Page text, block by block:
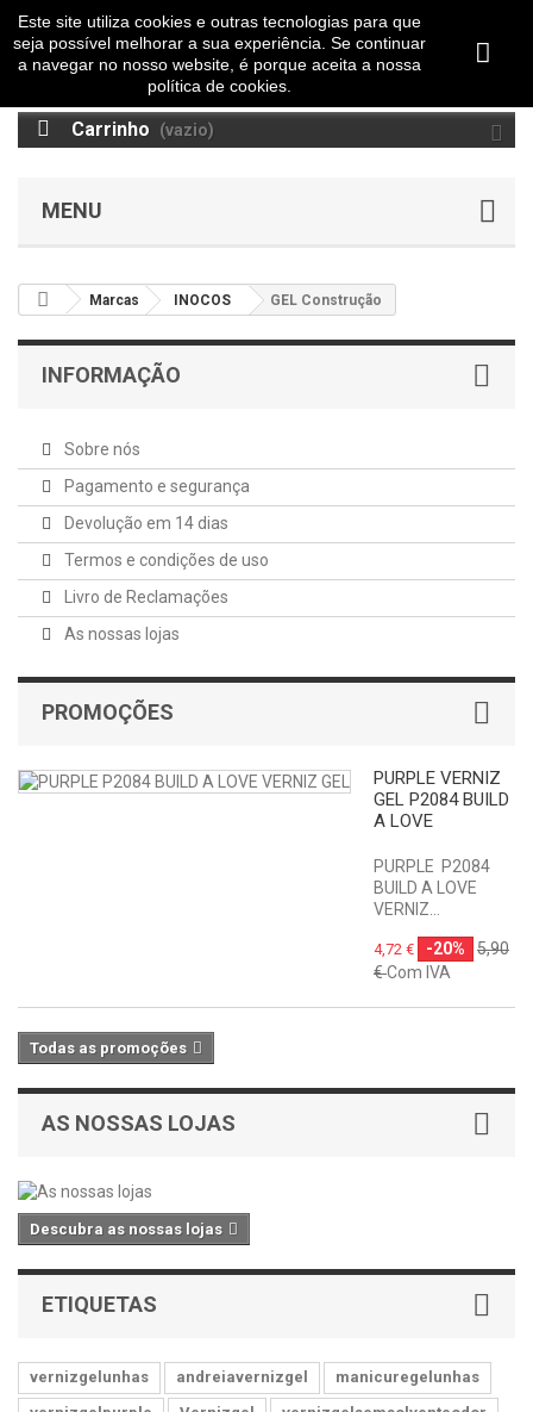
Carrinho (vazio)
MENU
Marcas INOCOS GEL Construção
INFORMAÇÃO
Sobre nós
Pagamento e segurança
Devolução em 14 dias
Termos e condições de uso
Livro de Reclamações
As nossas lojas
PROMOÇÕES
PURPLE VERNIZ
GEL P2084 BUILD
A LOVE
PURPLE P2084
BUILD A LOVE
VERNIZ...
4,72 € -20%
5,90
€Com IVA
Todas as promoções
AS NOSSAS LOJAS
Descubra as nossas lojas
ETIQUETAS
vernizgelunhas andreiavernizgel
manicuregelunhas
Este site utiliza cookies e outras tecnologias para que
seja possível melhorar a sua experiência. Se continuar
a navegar no nosso website, é porque aceita a nossa
política de cookies.